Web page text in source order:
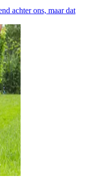
achter ons, maar dat